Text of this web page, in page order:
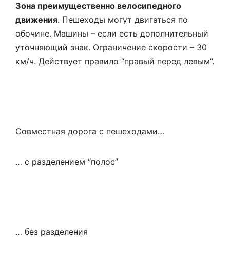
Зона преимущественно велосипедного
движения. Пешеходы могут двигаться по
обочине. Машины – если есть дополнительный
уточняющий знак. Ограничение скорости – 30
км/ч. Действует правило “правый перед левым”.
Совместная дорога с пешеходами…
… с разделением “полос”
… без разделения